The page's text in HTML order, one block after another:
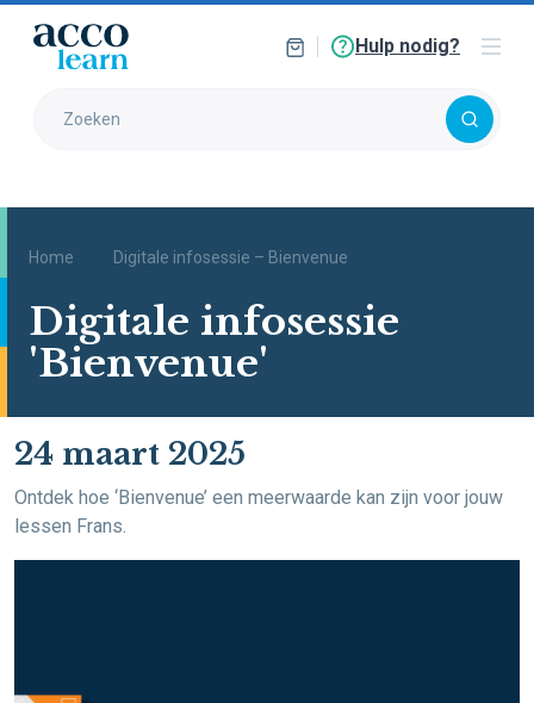
Hulp nodig?
Home Digitale infosessie – Bienvenue
Digitale infosessie
'Bienvenue'
24 maart 2025
Ontdek hoe ‘Bienvenue’ een meerwaarde kan zijn voor jouw
lessen Frans.